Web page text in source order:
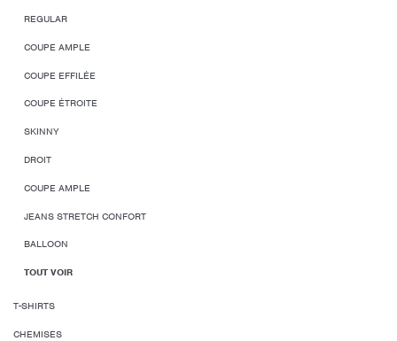
REGULAR
COUPE AMPLE
COUPE EFFILÉE
COUPE ÉTROITE
SKINNY
DROIT
COUPE AMPLE
JEANS STRETCH CONFORT
BALLOON
TOUT VOIR
T-SHIRTS
CHEMISES